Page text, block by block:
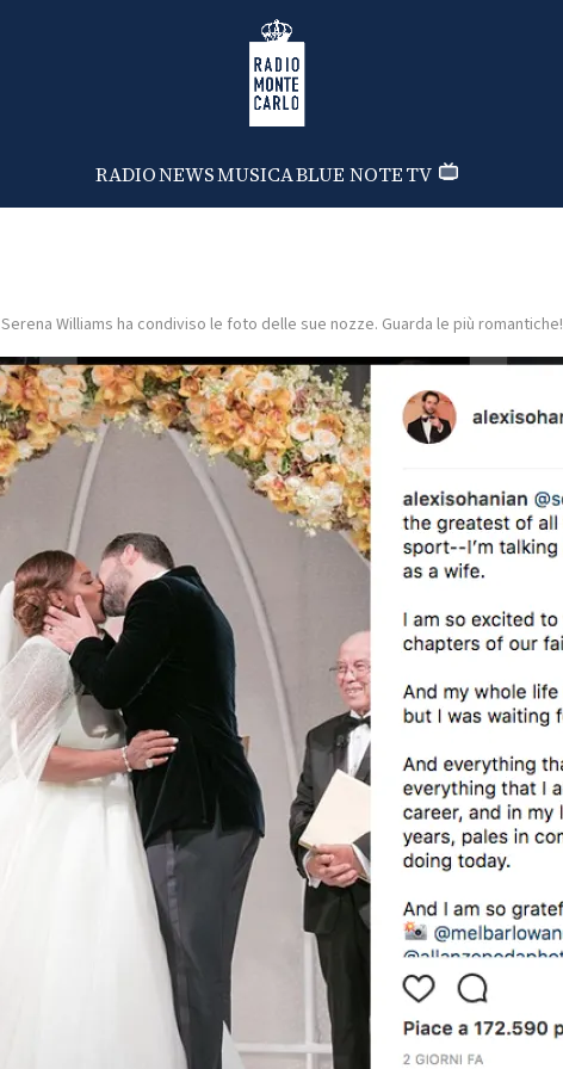
Radio Monte Carlo
RADIONEWSMUSICABLUE NOTETV
Serena Williams ha condiviso le foto delle sue nozze. Guarda le più romantiche!